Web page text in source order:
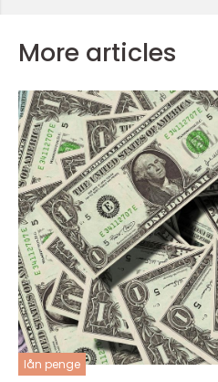
More articles
lån penge